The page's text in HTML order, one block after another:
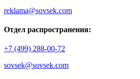
reklama@sovsek.com
Отдел распространения:
+7 (499) 288-00-72
sovsek@sovsek.com